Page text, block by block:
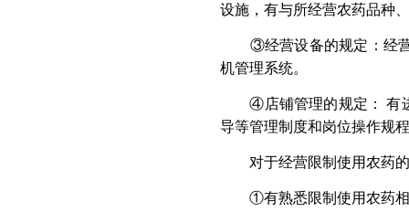
设施，有与所经营农药品种
③经营设备的规定：经营
机管理系统。
④店铺管理的规定： 有进
导等管理制度和岗位操作规
对于经营限制使用农药的
①有熟悉限制使用农药相